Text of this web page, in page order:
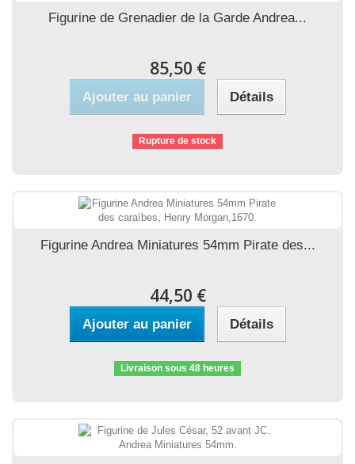
Figurine de Grenadier de la Garde Andrea...
85,50 €
Ajouter au panier Détails
Rupture de stock
Figurine Andrea Miniatures 54mm Pirate des...
44,50 €
Ajouter au panier Détails
Livraison sous 48 heures